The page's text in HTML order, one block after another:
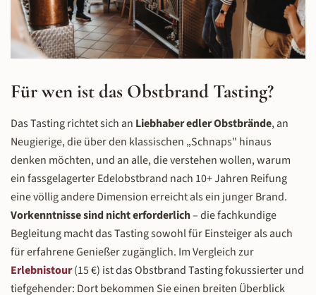
erfahren, wie aus heimischem Getreide
– Gerstenmalz, Weizen und Roggen –
durch Maischen, Vergären und
Destillieren Schlitzer Whisky entsteht.
Dachboden der denkmalgeschützten
Bourbonfässer, Sherryfässer,
Portweinfässer, Islay-Fässer und
weitere Spezialfässer. Hier sehen Sie,
wo der Geschmack entsteht – und
verstehen, warum das Fass den
Charakter des Whiskys entscheidend
prägt. Verkostung in der Whisky Lounge
Nach dem Rundgang nehmen Sie in der
Schlitzer Whisky Lounge Platz – dem
Herzstück des Erlebnisses. Seit 2021 ist
die Lounge das stilvolle Zuhause für alle,
die Schlitzer Whisky in besonderer
Sonderabfüllungen Der Kurs
einer umfassenden Tasting-
verkosten 5 verschiedene
Whiskys aus eigener Produktion –
Wheat Malt – und lernen die
Grundcharaktere der
Destillate kennen: mild, malzig,
fruchtig, würzig. Dazu kommen
exklusive Sonderwhiskys, die für
besondere Komplexität und
ausgewählt wurden –
Spezialfassreifungen, limitierte
Editionen oder Einzelfässer, die
regulären Sortiment zu finden
Meisterdestillateure erklären,
Rohstoff, Destillation und
zusammenwirken und warum
Whisky seinen eigenen Charakter
Für wen ist das Obstbrand Tasting?
Das Tasting richtet sich an Liebhaber edler Obstbrände, an
Neugierige, die über den klassischen „Schnaps" hinaus
denken möchten, und an alle, die verstehen wollen, warum
ein fassgelagerter Edelobstbrand nach 10+ Jahren Reifung
eine völlig andere Dimension erreicht als ein junger Brand.
Vorkenntnisse sind nicht erforderlich– die fachkundige
Begleitung macht das Tasting sowohl für Einsteiger als auch
für erfahrene Genießer zugänglich. Im Vergleich zur
Erlebnistour(15 €) ist das Obstbrand Tasting fokussierter und
tiefgehender: Dort bekommen Sie einen breiten Überblick